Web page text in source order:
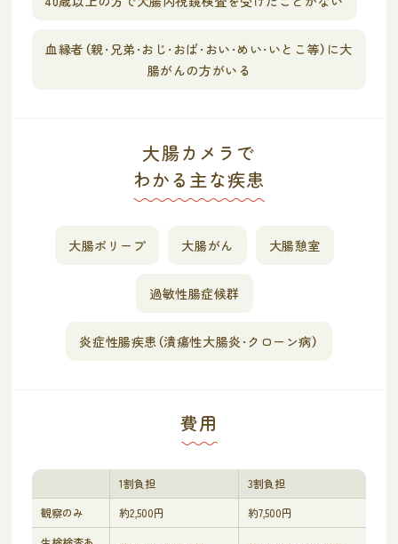
血縁者（親・兄弟・おじ・おば・おい・めい・いとこ等）に大
腸がんの方がいる
大腸カメラで
わかる主な疾患
大腸ポリープ 大腸がん 大腸憩室
過敏性腸症候群
炎症性腸疾患（潰瘍性大腸炎・クローン病）
費用
1割負担
3割負担
観察のみ
約2,500円
約7,500円